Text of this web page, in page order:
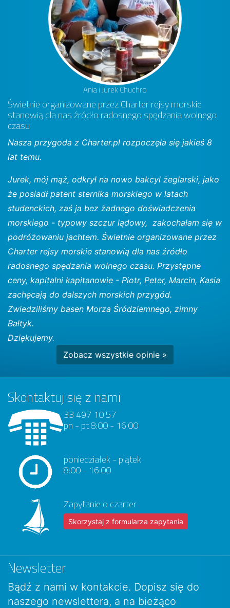
Ania i Jurek Chuchro
Świetnie organizowane przez Charter rejsy morskie
stanowią dla nas źródło radosnego spędzania wolnego
czasu
Nasza przygoda z Charter.pl rozpoczęła się jakieś 8
lat temu.
Jurek, mój mąż, odkrył na nowo bakcyl żeglarski, jako
że posiadł patent sternika morskiego w latach
studenckich, zaś ja bez żadnego doświadczenia
morskiego - typowy szczur lądowy, zakochałam się w
podróżowaniu jachtem. Świetnie organizowane przez
Charter rejsy morskie stanowią dla nas źródło
radosnego spędzania wolnego czasu. Przystępne
ceny, kapitalni kapitanowie - Piotr, Peter, Marcin, Kasia
zachęcają do dalszych morskich przygód.
Zwiedziliśmy basen Morza Śródziemnego, zimny
Bałtyk.
Dziękujemy.
Zobacz wszystkie opinie »
Skontaktuj się z nami
33 497 10 57
pn - pt 8:00 - 16:00
poniedziałek - piątek
8:00 - 16:00
Zapytanie o czarter
Skorzystaj z formularza zapytania
Newsletter
Bądź z nami w kontakcie. Dopisz się do
naszego newslettera, a na bieżąco